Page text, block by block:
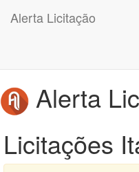
Alerta Licitação
Alerta
Licitações